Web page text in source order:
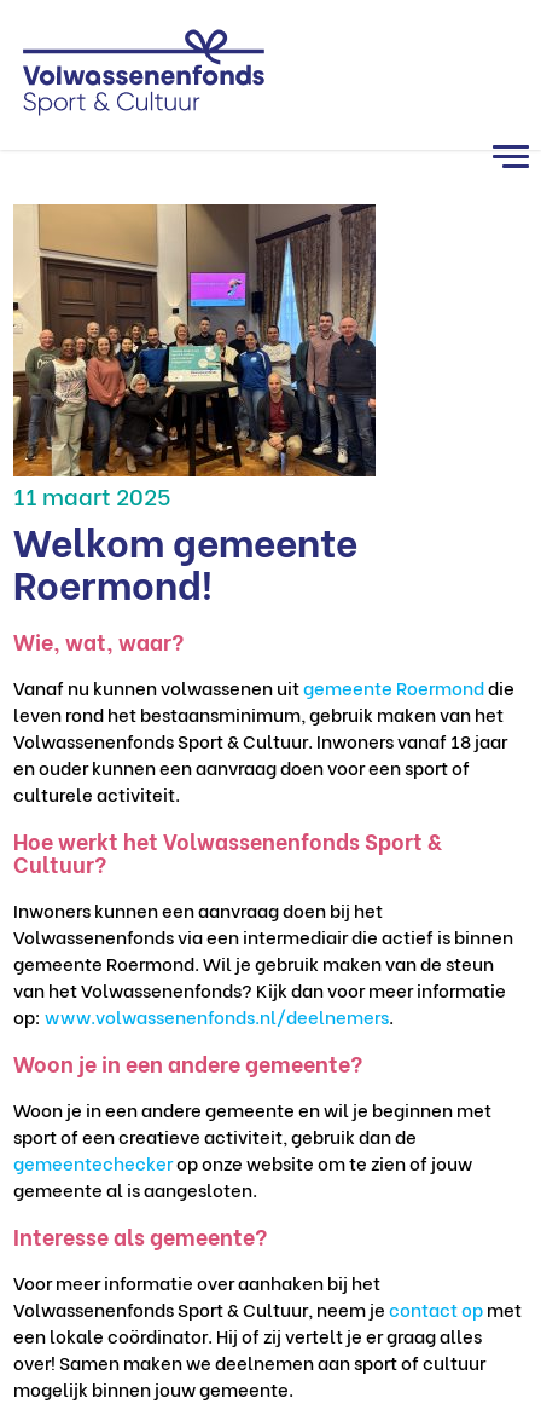
11 maart 2025
Welkom gemeente
Roermond!
Wie, wat, waar?
Vanaf nu kunnen volwassenen uitgemeente Roermonddie
leven rond het bestaansminimum, gebruik maken van het
Volwassenenfonds Sport & Cultuur. Inwoners vanaf 18 jaar
en ouder kunnen een aanvraag doen voor een sport of
culturele activiteit.
Hoe werkt het Volwassenenfonds Sport &
Cultuur?
Inwoners kunnen een aanvraag doen bij het
Volwassenenfonds via een intermediair die actief is binnen
gemeente Roermond. Wil je gebruik maken van de steun
van het Volwassenenfonds? Kijk dan voor meer informatie
op:www.volwassenenfonds.nl/deelnemers.
Woon je in een andere gemeente?
Woon je in een andere gemeente en wil je beginnen met
sport of een creatieve activiteit, gebruik dan de
gemeentecheckerop onze website om te zien of jouw
gemeente al is aangesloten.
Interesse als gemeente?
Voor meer informatie over aanhaken bij het
Volwassenenfonds Sport & Cultuur, neem jecontact opmet
een lokale coördinator. Hij of zij vertelt je er graag alles
over! Samen maken we deelnemen aan sport of cultuur
mogelijk binnen jouw gemeente.